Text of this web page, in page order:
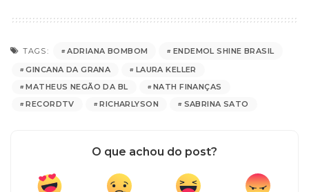
TAGS: ADRIANA BOMBOM
ENDEMOL SHINE BRASIL
GINCANA DA GRANA
LAURA KELLER
MATHEUS NEGÃO DA BL
NATH FINANÇAS
RECORDTV
RICHARLYSON SABRINA SATO
O que achou do post?